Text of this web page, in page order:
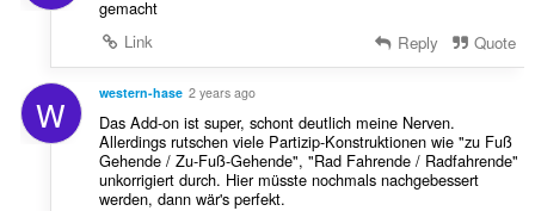
gemacht
Link
Reply Quote
W western-hase 2 years ago
Das Add-on ist super, schont deutlich meine Nerven.
Allerdings rutschen viele Partizip-Konstruktionen wie "zu Fuß
Gehende / Zu-Fuß-Gehende", "Rad Fahrende / Radfahrende"
unkorrigiert durch. Hier müsste nochmals nachgebessert
werden, dann wär's perfekt.